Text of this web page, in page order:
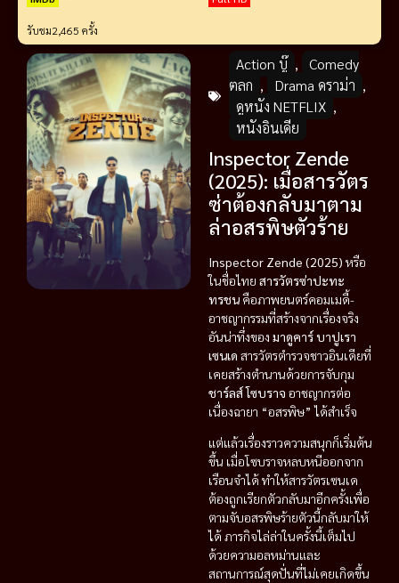
รับชม2,465 ครั้ง
Action บู๊ ,
Comedy
ตลก , Drama ดราม่า ,
ดูหนัง NETFLIX ,
หนังอินเดีย
Inspector Zende
(2025): เมื่อสารวัตร
ซ่าต้องกลับมาตาม
ล่าอสรพิษตัวร้าย
Inspector Zende (2025) หรือ
ในชื่อไทย สารวัตรซ่าปะทะ
ทรชนคือภาพยนตร์คอมเมดี้-
อาชญากรรมที่สร้างจากเรื่องจริง
อันน่าทึ่งของ มาดูคาร์ บาปูเรา
เซนเด สารวัตรตำรวจชาวอินเดียที่
เคยสร้างตำนานด้วยการจับกุม
ชาร์ลส์ โซบราจ อาชญากรต่อ
เนื่องฉายา “อสรพิษ” ได้สำเร็จ
แต่แล้วเรื่องราวความสนุกก็เริ่มต้น
ขึ้น เมื่อโซบราจหลบหนีออกจาก
เรือนจำได้ ทำให้สารวัตรเซนเด
ต้องถูกเรียกตัวกลับมาอีกครั้งเพื่อ
ตามจับอสรพิษร้ายตัวนี้กลับมาให้
ได้ ภารกิจไล่ล่าในครั้งนี้เต็มไป
ด้วยความอลหม่านและ
สถานการณ์สุดปั่นที่ไม่เคยเกิดขึ้น